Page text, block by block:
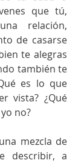
que tú,
relación,
de casarse
te alegras
también te
es lo que
vista? ¿Qué
no?
mezcla de
describir, a